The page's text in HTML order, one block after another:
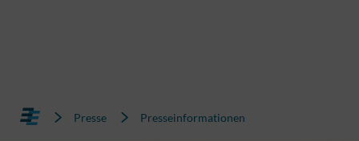
Presse Presseinformationen